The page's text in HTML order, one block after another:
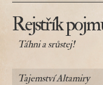
Rejstřík
Táhni a srůstej!
Tajemství Altamiry